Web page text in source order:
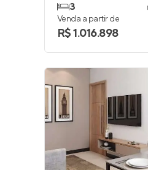
3
Venda a partir de
R$ 1.016.898